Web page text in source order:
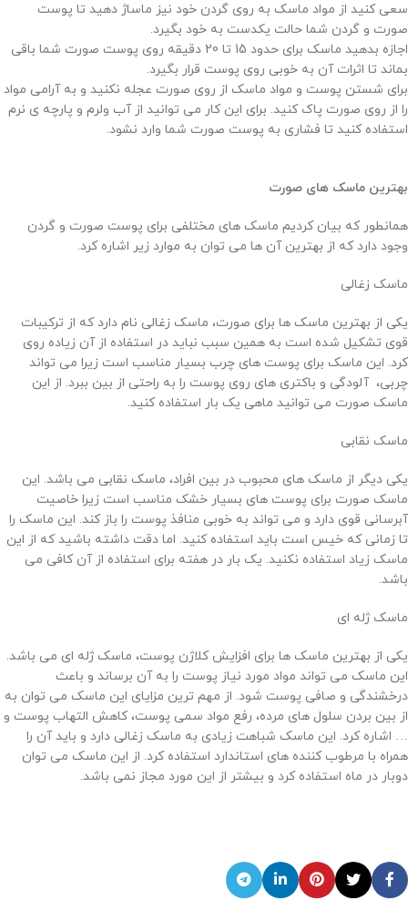
سعی کنید از مواد ماسک به روی گردن خود نیز ماساژ دهید تا پوست
صورت و گردن شما حالت یکدست به خود بگیرد.
اجازه بدهید ماسک برای حدود 15 تا 20 دقیقه روی پوست صورت شما باقی
بماند تا اثرات آن به خوبی روی پوست قرار بگیرد.
برای شستن پوست و مواد ماسک از روی صورت عجله نکنید و به آرامی مواد
را از روی صورت پاک کنید. برای این کار می توانید از آب ولرم و پارچه ی نرم
استفاده کنید تا فشاری به پوست صورت شما وارد نشود.
بهترین ماسک های صورت
همانطور که بیان کردیم ماسک های مختلفی برای پوست صورت و گردن
وجود دارد که از بهترین آن ها می توان به موارد زیر اشاره کرد.
ماسک زغالی
یکی از بهترین ماسک ها برای صورت، ماسک زغالی نام دارد که از ترکیبات
قوی تشکیل شده است به همین سبب نباید در استفاده از آن زیاده روی
کرد. این ماسک برای پوست های چرب بسیار مناسب است زیرا می تواند
چربی، آلودگی و باکتری های روی پوست را به راحتی از بین ببرد. از این
ماسک صورت می توانید ماهی یک بار استفاده کنید.
ماسک نقابی
یکی دیگر از ماسک های محبوب در بین افراد، ماسک نقابی می باشد. این
ماسک صورت برای پوست های بسیار خشک مناسب است زیرا خاصیت
آبرسانی قوی دارد و می تواند به خوبی منافذ پوست را باز کند. این ماسک را
تا زمانی که خیس است باید استفاده کنید. اما دقت داشته باشید که از این
ماسک زیاد استفاده نکنید. یک بار در هفته برای استفاده از آن کافی می
باشد.
ماسک ژله ای
یکی از بهترین ماسک ها برای افزایش کلاژن پوست، ماسک ژله ای می باشد.
این ماسک می تواند مواد مورد نیاز پوست را به آن برساند و باعث
درخشندگی و صافی پوست شود. از مهم ترین مزایای این ماسک می توان به
از بین بردن سلول های مرده، رفع مواد سمی پوست، کاهش التهاب پوست و
… اشاره کرد. این ماسک شباهت زیادی به ماسک زغالی دارد و باید آن را
همراه با مرطوب کننده های استاندارد استفاده کرد. از این ماسک می توان
دوبار در ماه استفاده کرد و بیشتر از این مورد مجاز نمی باشد.